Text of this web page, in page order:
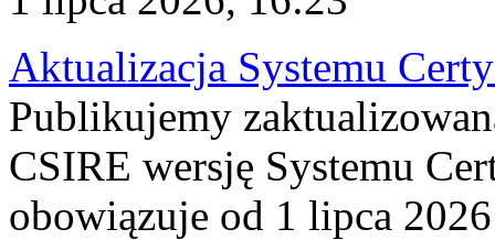
Aktualizacja Systemu
Publikujemy
CSIRE wersję Systemu
obowiązuje od 1 lipca